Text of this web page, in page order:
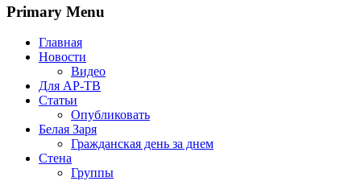
Primary Menu
Главная
Новости
Видео
Для АР-ТВ
Статьи
Опубликовать
Белая Заря
Гражданская день за днем
Стена
Группы